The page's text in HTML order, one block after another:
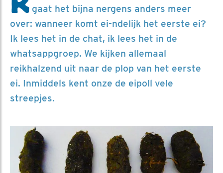
gaat het bijna nergens anders meer
over: wanneer komt ei-ndelijk het eerste ei?
Ik lees het in de chat, ik lees het in de
whatsappgroep. We kijken allemaal
reikhalzend uit naar de plop van het eerste
ei. Inmiddels kent onze de eipoll vele
streepjes.